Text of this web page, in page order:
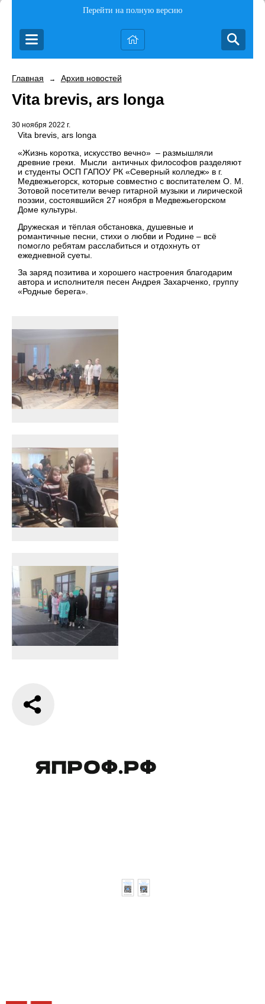
Перейти на полную версию
Главная → Архив новостей
Vita brevis, ars longa
30 ноября 2022 г.
Vita brevis, ars longa
«Жизнь коротка, искусство вечно» – размышляли
древние греки. Мысли античных философов разделяют
и студенты ОСП ГАПОУ РК «Северный колледж» в г.
Медвежьегорск, которые совместно с воспитателем О. М.
Зотовой посетители вечер гитарной музыки и лирической
поэзии, состоявшийся 27 ноября в Медвежьегорском
Доме культуры.
Дружеская и тёплая обстановка, душевные и
романтичные песни, стихи о любви и Родине – всё
помогло ребятам расслабиться и отдохнуть от
ежедневной суеты.
За заряд позитива и хорошего настроения благодарим
автора и исполнителя песен Андрея Захарченко, группу
«Родные берега».